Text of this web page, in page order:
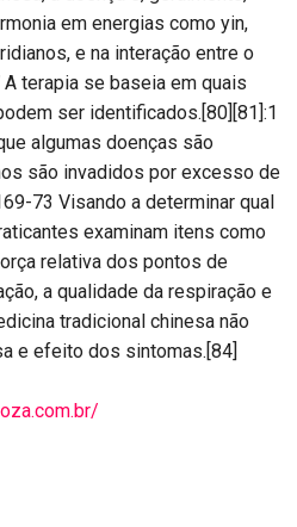
em energias como yin,
e na interação entre o
terapia se baseia em quais
ser identificados.[80][81]:1
algumas doenças são
são invadidos por excesso de
73 Visando a determinar qual
examinam itens como
relativa dos pontos de
a qualidade da respiração e
tradicional chinesa não
e efeito dos sintomas.[84]